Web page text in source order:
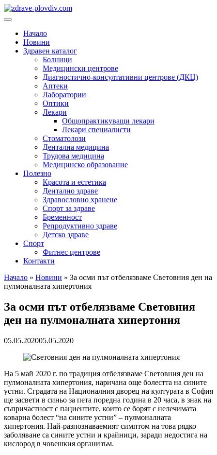
Преминете
към
Основно
Начало
Новини
Здравен каталог
Болници
Медицински центрове
Диагностично-консултативни центрове (ДКЦ)
Аптеки
Лаборатории
Оптики
Лекари
Общопрактикуващи лекари
Лекари специалисти
Стоматолози
Дентална медицина
Трудова медицина
Медицинско образование
Полезно
Красота и естетика
Дентално здраве
Здравословно хранене
Спорт за здраве
Бременност
Репродуктивно здраве
Детско здраве
Спорт
Фитнес центрове
Контакти
Начало » Новини » За осми път отбелязваме Световния ден на
пулмоналната хипертония
За осми път отбелязваме Световния
ден на пулмоналната хипертония
05.05.202005.05.2020
На 5 май 2020 г. по традиция отбелязваме Световния ден на
пулмоналната хипертония, наричана още болестта на сините
устни. Сградата на Националния дворец на културата в София
ще засвети в синьо за пета поредна година в 20 часа, в знак на
съпричастност с пациентите, които се борят с нелечимата
коварна болест “на сините устни” – пулмоналната
хипертония. Най-разпознаваемият симптом на това рядко
заболяване са сините устни и крайници, заради недостига на
кислород в човешкия организъм.